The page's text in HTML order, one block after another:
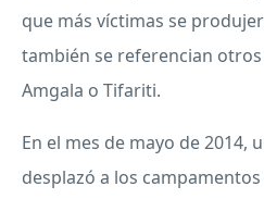
que más víctimas se
también se referencian
Amgala o Tifariti.
En el mes de mayo de 2014,
desplazó a los